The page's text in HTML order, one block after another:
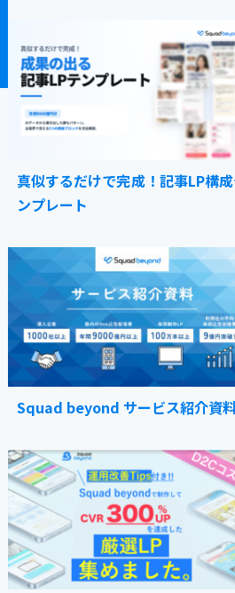
真似するだけで完成！記事LP構
ンプレート
Squad beyond サービス紹介資